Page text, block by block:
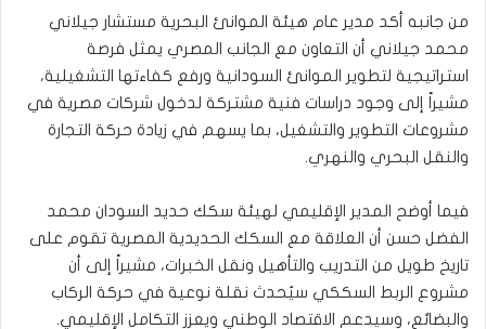
من جانبه أكد مدير عام هيئة الموانئ البحرية مستشار جيلاني
محمد جيلاني أن التعاون مع الجانب المصري يمثل فرصة
استراتيجية لتطوير الموانئ السودانية ورفع كفاءتها التشغيلية،
مشيراً إلى وجود دراسات فنية مشتركة لدخول شركات مصرية في
مشروعات التطوير والتشغيل، بما يسهم في زيادة حركة التجارة
والنقل البحري والنهري.
فيما أوضح المدير الإقليمي لهيئة سكك حديد السودان محمد
الفضل حسن أن العلاقة مع السكك الحديدية المصرية تقوم على
تاريخ طويل من التدريب والتأهيل ونقل الخبرات، مشيراً إلى أن
مشروع الربط السككي سيُحدث نقلة نوعية في حركة الركاب
والبضائع، وسيدعم الاقتصاد الوطني ويعزز التكامل الإقليمي.